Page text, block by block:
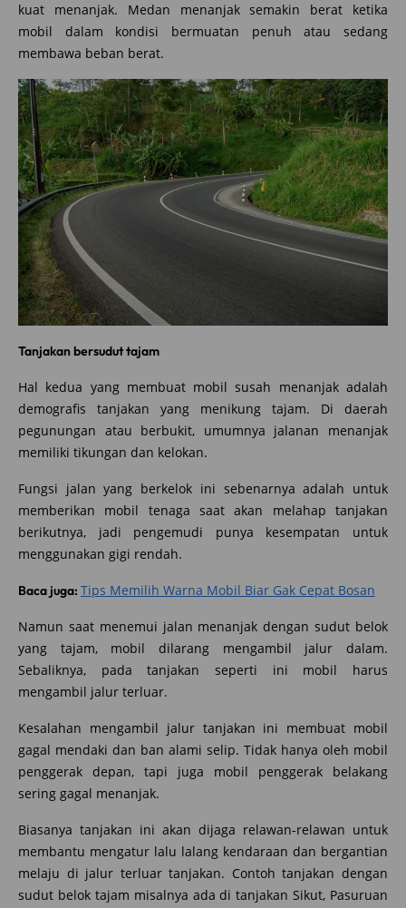
kuat menanjak. Medan menanjak semakin berat ketika
mobil dalam kondisi bermuatan penuh atau sedang
membawa beban berat.
Tanjakan bersudut tajam
Hal kedua yang membuat mobil susah menanjak adalah
demografis tanjakan yang menikung tajam. Di daerah
pegunungan atau berbukit, umumnya jalanan menanjak
memiliki tikungan dan kelokan.
Fungsi jalan yang berkelok ini sebenarnya adalah untuk
memberikan mobil tenaga saat akan melahap tanjakan
berikutnya, jadi pengemudi punya kesempatan untuk
menggunakan gigi rendah.
Baca juga: Tips Memilih Warna Mobil Biar Gak Cepat Bosan
Namun saat menemui jalan menanjak dengan sudut belok
yang tajam, mobil dilarang mengambil jalur dalam.
Sebaliknya, pada tanjakan seperti ini mobil harus
mengambil jalur terluar.
Kesalahan mengambil jalur tanjakan ini membuat mobil
gagal mendaki dan ban alami selip. Tidak hanya oleh mobil
penggerak depan, tapi juga mobil penggerak belakang
sering gagal menanjak.
Biasanya tanjakan ini akan dijaga relawan-relawan untuk
membantu mengatur lalu lalang kendaraan dan bergantian
melaju di jalur terluar tanjakan. Contoh tanjakan dengan
sudut belok tajam misalnya ada di tanjakan Sikut, Pasuruan